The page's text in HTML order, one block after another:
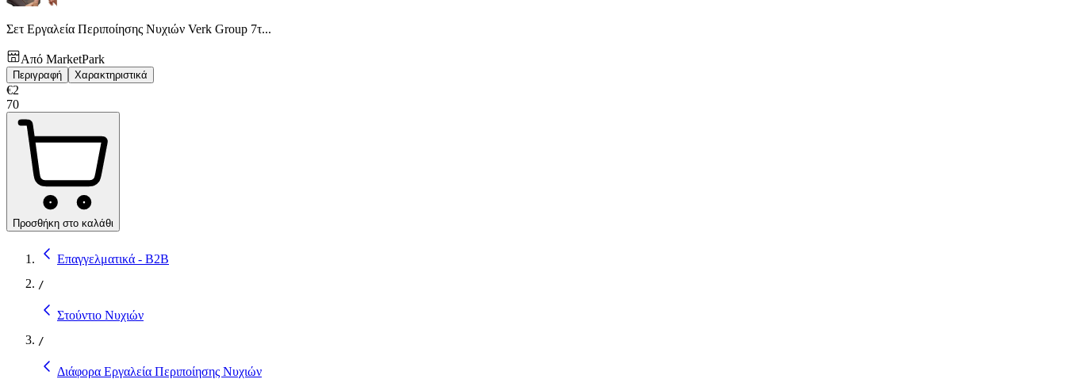
Σετ Εργαλεία Περιποίησης Νυχιών Verk Group 7τ...
Από MarketPark
Περιγραφή Χαρακτηριστικά
€2
70
Προσθήκη στο καλάθι
Επαγγελματικά - B2B
/
Στούντιο Νυχιών
/
Διάφορα Εργαλεία Περιποίησης Νυχιών